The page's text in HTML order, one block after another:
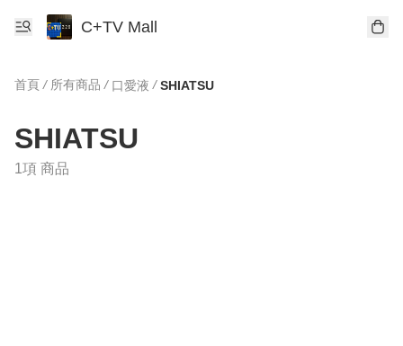
C+TV Mall
首頁 / 所有商品 / 口愛液 / SHIATSU
SHIATSU
1項 商品